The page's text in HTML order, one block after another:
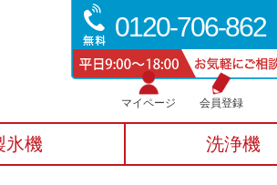
0120-706-862
マイページ 会員登録
氷機 洗浄機